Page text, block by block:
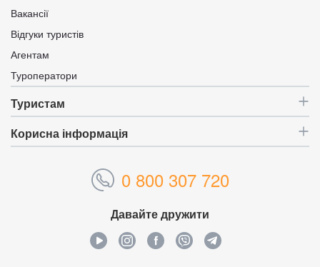
Вакансії
Відгуки туристів
Агентам
Туроператори
Туристам
Корисна інформація
0 800 307 720
Давайте дружити